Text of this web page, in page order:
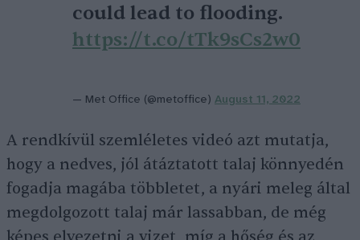
could lead to flooding.
https://t.co/tTk9sCs2w0
— Met Office (@metoffice) August 11, 2022
A rendkívül szemléletes videó azt mutatja,
hogy a nedves, jól átáztatott talaj könnyedén
fogadja magába többletet, a nyári meleg által
megdolgozott talaj már lassabban, de még